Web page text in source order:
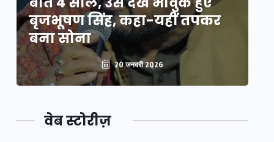
बृजभूषण सिंह, कहा-यहीं तपकर
बना सोना
20 जनवरी 2026
वेब स्टोरीज़